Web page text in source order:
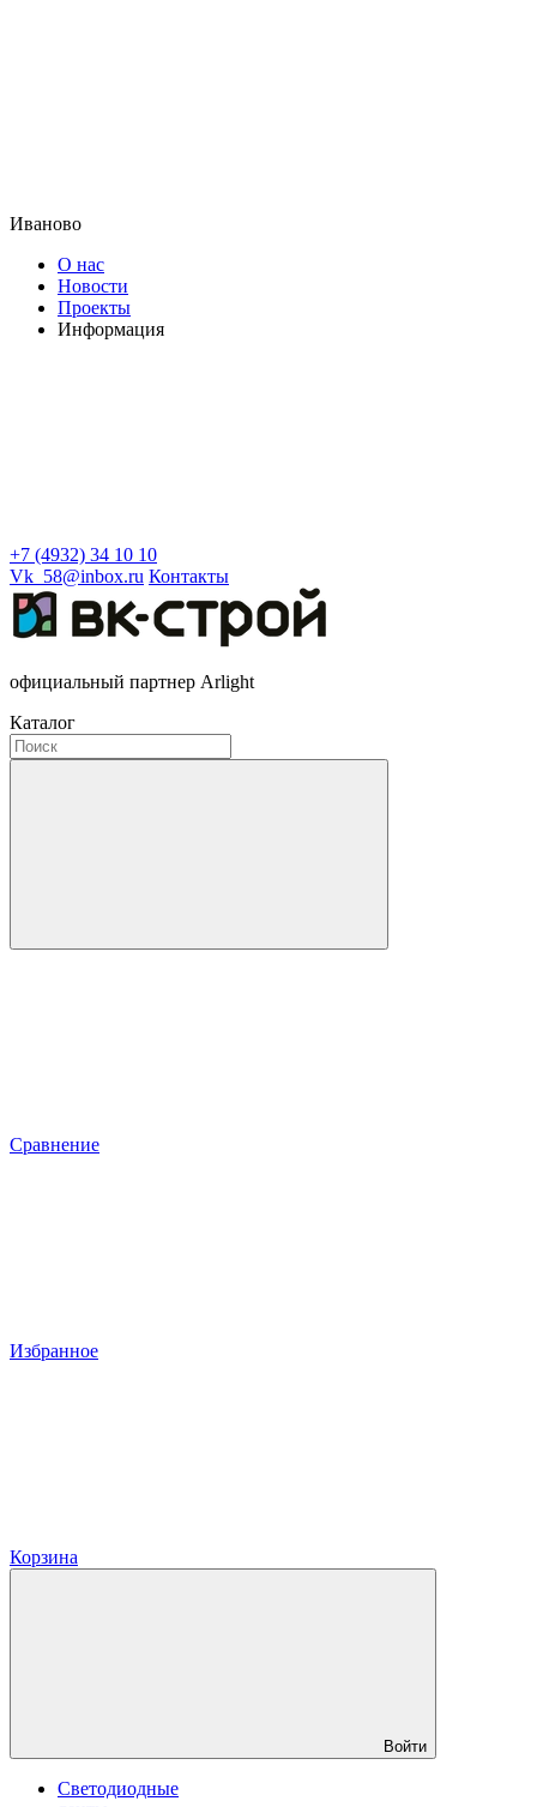
Иваново
О нас
Новости
Проекты
Информация
+7 (4932) 34 10 10
Vk_58@inbox.ru Контакты
официальный партнер Arlight
Каталог
Сравнение
Избранное
Корзина
Войти
Светодиодные